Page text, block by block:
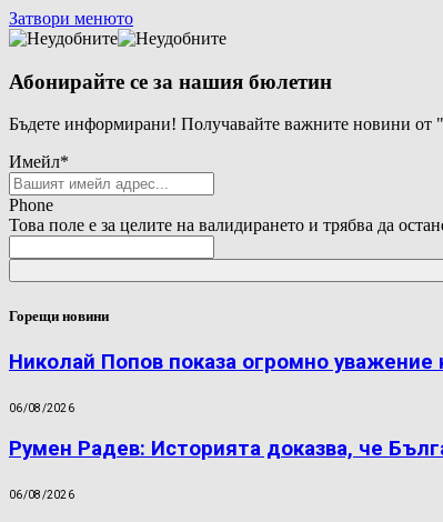
Затвори менюто
Абонирайте се за нашия бюлетин
Бъдете информирани! Получавайте важните новини от
Имейл*
Phone
Това поле е за целите на валидирането и трябва да
Горещи новини
Николай Попов показа огромно
06/08/2026
Румен Радев: Историята доказва, че
06/08/2026